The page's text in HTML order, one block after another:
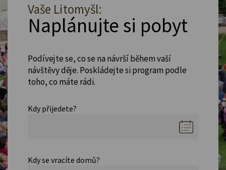
Vaše Litomyšl:
Naplánujte si pobyt
Podívejte se, co se na návrší během vaší
návštěvy děje. Poskládejte si program podle
toho, co máte rádi.
Kdy přijedete?
Kdy se vracíte domů?